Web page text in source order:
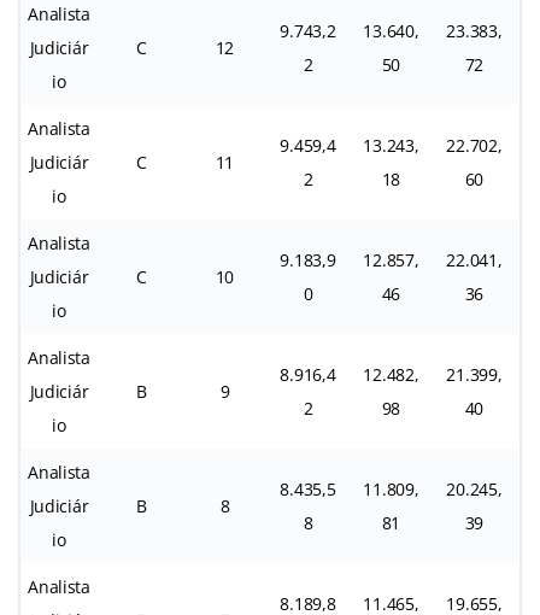
Analista
Judiciár
io
C 12
9.743,2
2
13.640,
50
23.383,
72
Analista
Judiciár
io
C 11
9.459,4
2
13.243,
18
22.702,
60
Analista
Judiciár
io
C 10
9.183,9
0
12.857,
46
22.041,
36
Analista
Judiciár
io
B 9
8.916,4
2
12.482,
98
21.399,
40
Analista
Judiciár
io
B 8
8.435,5
8
11.809,
81
20.245,
39
Analista
8.189,8
11.465,
19.655,